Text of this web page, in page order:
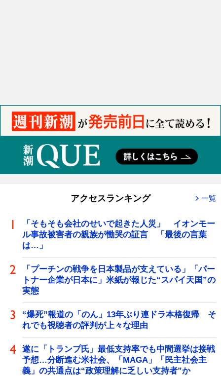
アクセスランキング 一覧
「そもそも会社のせいで起きた人災」 イオンモー
ル事故被害者の親族が慟哭の証言 「最後の言葉
は…」
「プーチンの戦争を日本製品が支えている」「パー
トナー企業が日本に」米紙が報じた“スパイ天国”の
実態
“爆死”報道の「のん」13年ぶり連ドラ本格復帰 そ
れでも視聴者の評判が上々な理由
遂に「トランプ氏」最低支持率でも中間選挙は接戦
予想…分断進む米社会、「MAGA」「民主社会主
義」の共通点は“政策理解に乏しい支持者”か